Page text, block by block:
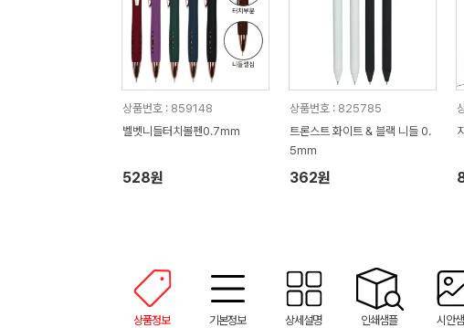
상품번호 : 859148
벨벳니들터치볼펜0.7mm
528원
상품번호 : 825785
트론스트 화이트 & 블랙 니들 0.
5mm
362원
상품정보 기본정보 상세설명 인쇄샘플 시안